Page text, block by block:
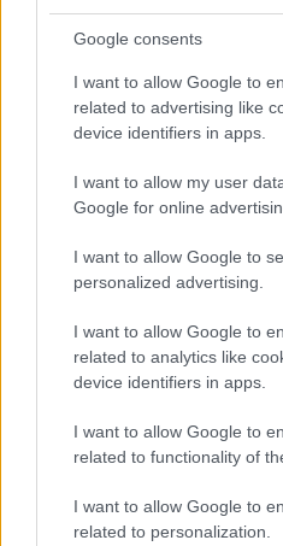
Google consents
I want to allow Google to
related to advertising like
device identifiers in apps.
I want to allow my user
Google for online
I want to allow Google to
personalized advertising.
I want to allow Google to
related to analytics like
device identifiers in apps.
I want to allow Google to
related to functionality of
I want to allow Google to
related to personalization.
Ricevi le
daGoogle
Condividi l'articolo
F
a
b
o
T
w
te
Pi
n
re
W
h
at
s
A
p
Prossimo
NOTIZIE RECENTI